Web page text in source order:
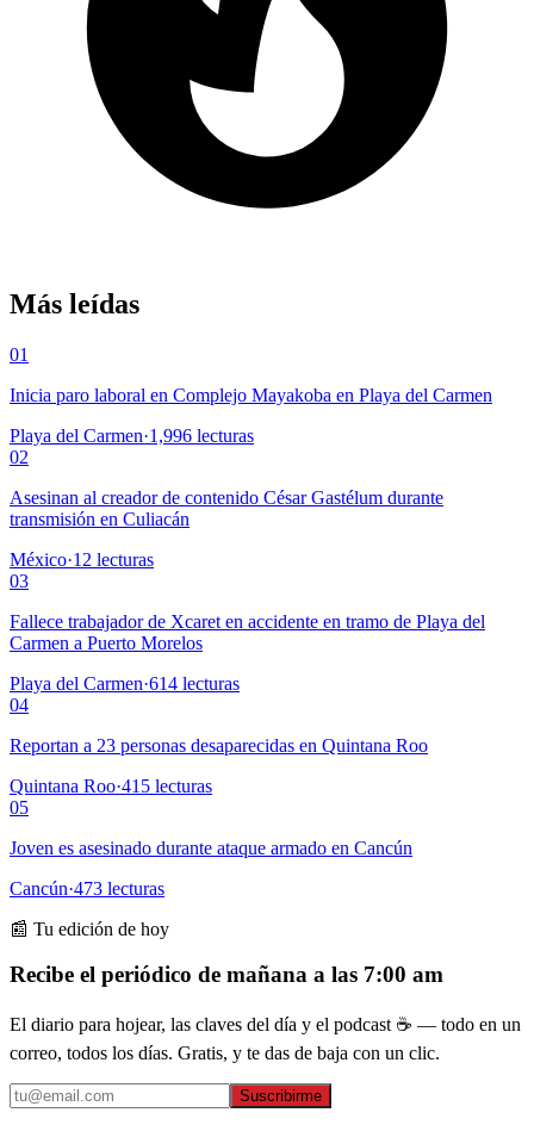
Más leídas
01
Inicia paro laboral en Complejo Mayakoba en Playa del Carmen
Playa del Carmen·1,996 lecturas
02
Asesinan al creador de contenido César Gastélum durante
transmisión en Culiacán
México·12 lecturas
03
Fallece trabajador de Xcaret en accidente en tramo de Playa del
Carmen a Puerto Morelos
Playa del Carmen·614 lecturas
04
Reportan a 23 personas desaparecidas en Quintana Roo
Quintana Roo·415 lecturas
05
Joven es asesinado durante ataque armado en Cancún
Cancún·473 lecturas
📰 Tu edición de hoy
Recibe el periódico de mañana a las 7:00 am
El diario para hojear, las claves del día y el podcast ☕ — todo en un
correo, todos los días. Gratis, y te das de baja con un clic.
Suscribirme